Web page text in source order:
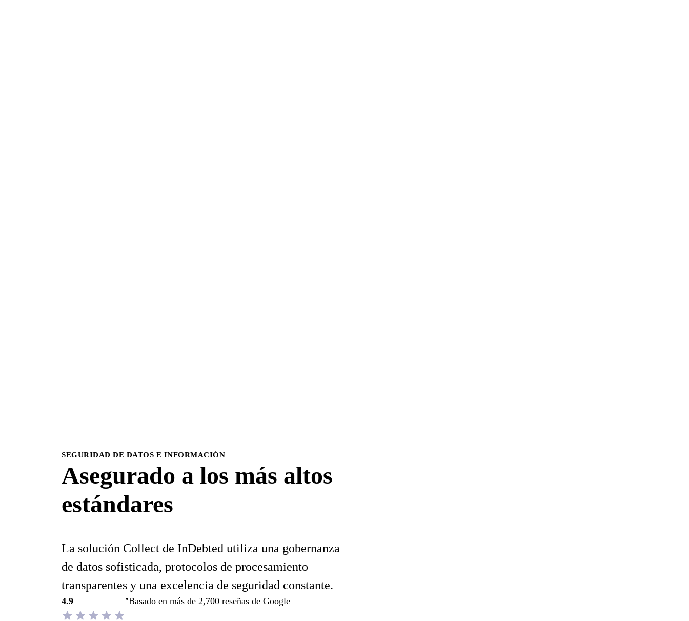
SEGURIDAD DE DATOS E INFORMACIÓN
Asegurado a los más altos
estándares
La solución Collect de InDebted utiliza una gobernanza
de datos sofisticada, protocolos de procesamiento
transparentes y una excelencia de seguridad constante.
4.9 •Basado en más de 2,700 reseñas de Google